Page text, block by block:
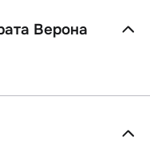
Верона